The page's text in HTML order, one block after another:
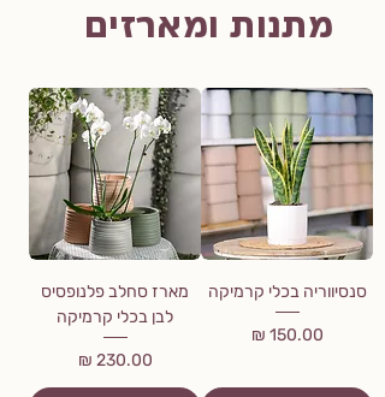
מתנות ומארזים
סנסיווריה בכלי קרמיקה
מחיר
מארז סחלב פלנופסיס
לבן בכלי קרמיקה
מחיר